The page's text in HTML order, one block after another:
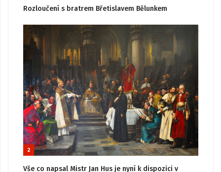
Rozloučení s bratrem Břetislavem Bělunkem
2
Vše co napsal Mistr Jan Hus je nyní k dispozici v